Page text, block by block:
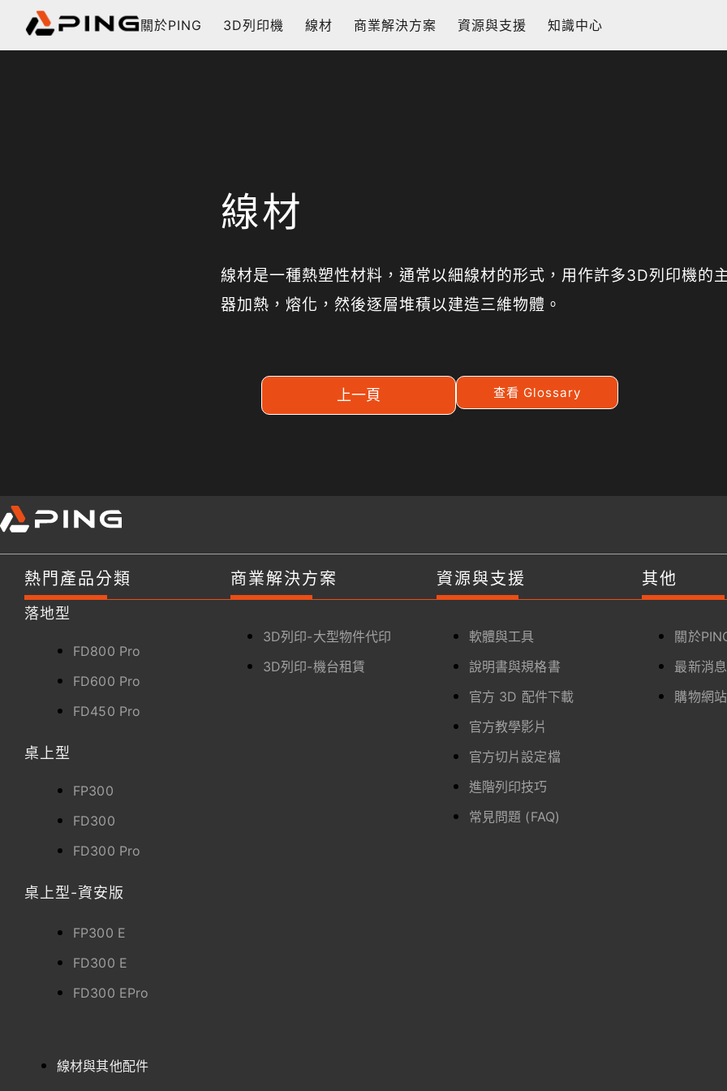
關於PING 3D列印機 線材 商業解決方案 資源與支援 知識中心
線材
線材是一種熱塑性材料，通常以細線材的形式，用作許多3D列印機的
器加熱，熔化，然後逐層堆積以建造三維物體。
上一頁 查看 Glossary
熱門產品分類
落地型
FD800 Pro
FD600 Pro
FD450 Pro
桌上型
FP300
FD300
FD300 Pro
桌上型-資安版
FP300 E
FD300 E
FD300 EPro
線材與其他配件
商業解決方案
3D列印-大型物件代印
3D列印-機台租賃
資源與支援
軟體與工具
說明書與規格書
官方 3D 配件下載
官方教學影片
官方切片設定檔
進階列印技巧
常見問題 (FAQ)
其他
關於
最新消息
購物網站